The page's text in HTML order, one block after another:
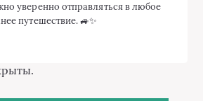
уверенно отправляться в любое
путешествие. 🚙✨